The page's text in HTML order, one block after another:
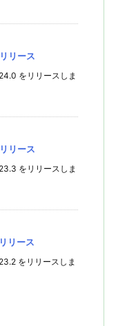
リース
をリリースしま
リース
をリリースしま
リース
をリリースしま